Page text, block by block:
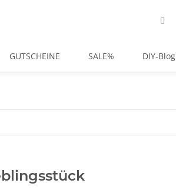
GUTSCHEINE SALE% DIY-Blog